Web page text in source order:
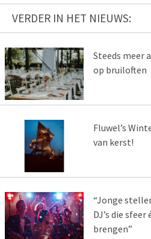
VERDER IN HET NIEUWS:
Steeds meer
op bruiloften
Fluwel’s
van kerst!
“Jonge
DJ’s die
brengen”